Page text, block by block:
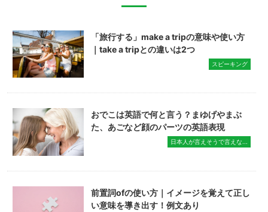
「旅行する」make a tripの意味や使い方
｜take a tripとの違いは2つ
スピーキング
おでこは英語で何と言う？まゆげやまぶ
た、あごなど顔のパーツの英語表現
日本人が言えそうで言えな...
前置詞ofの使い方｜イメージを覚えて正し
い意味を導き出す！例文あり